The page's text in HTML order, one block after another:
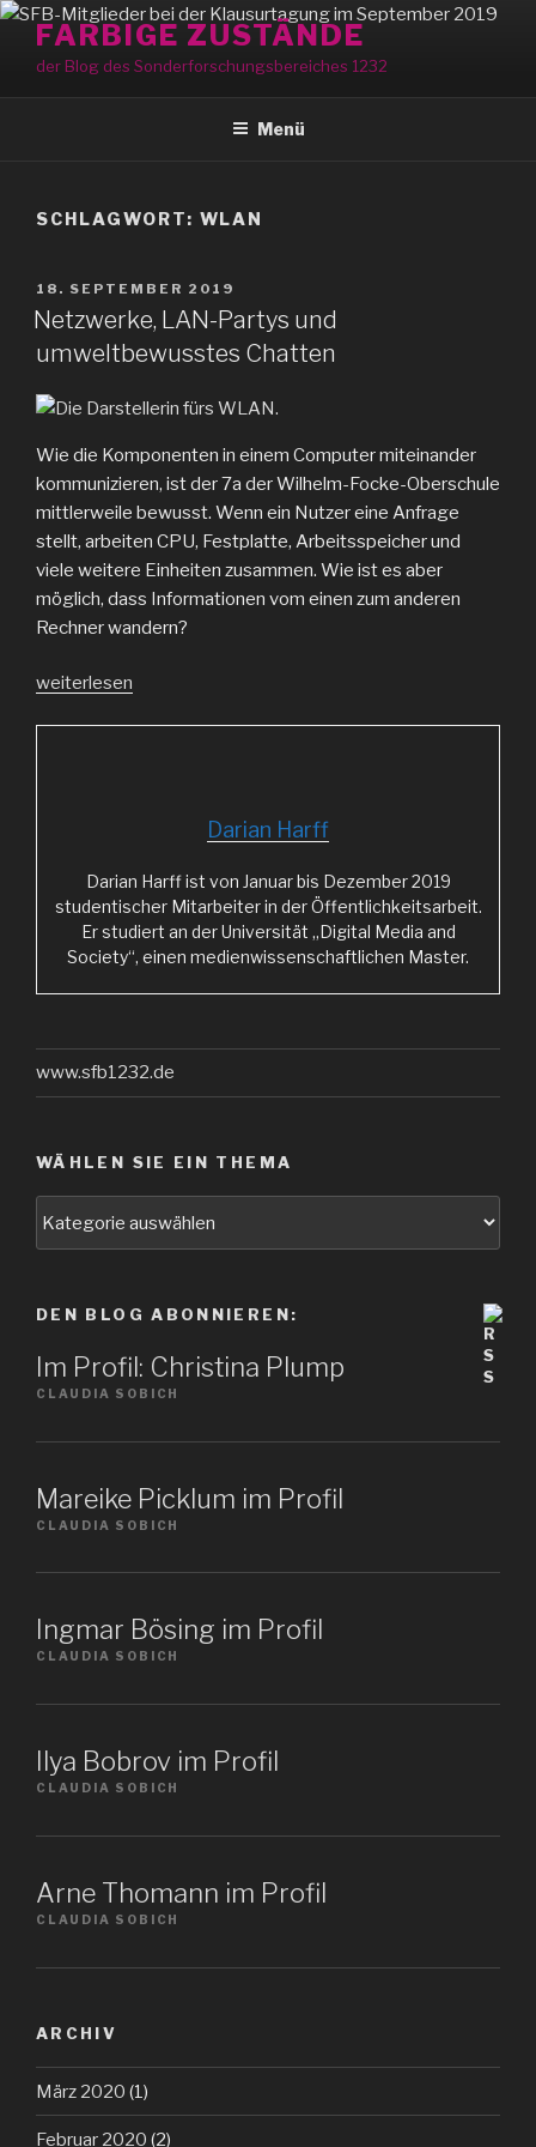
Zum
Inhalt
springen
FARBIGE ZUSTÄNDE
der Blog des Sonderforschungsbereiches 1232
Menü
SCHLAGWORT: WLAN
VERÖFFENTLICHT
AM
18. SEPTEMBER 2019
Netzwerke, LAN-Partys und
umweltbewusstes Chatten
Wie die Komponenten in einem Computer miteinander
kommunizieren, ist der 7a der Wilhelm-Focke-Oberschule
mittlerweile bewusst. Wenn ein Nutzer eine Anfrage
stellt, arbeiten CPU, Festplatte, Arbeitsspeicher und
viele weitere Einheiten zusammen. Wie ist es aber
möglich, dass Informationen vom einen zum anderen
Rechner wandern?
„Netzwerke,
weiterlesen
Darian Harff
Darian Harff ist von Januar bis Dezember 2019
studentischer Mitarbeiter in der Öffentlichkeitsarbeit.
Er studiert an der Universität „Digital Media and
Society“, einen medienwissenschaftlichen Master.
www.sfb1232.de
WÄHLEN SIE EIN THEMA
DEN BLOG ABONNIEREN:
Im Profil: Christina Plump
CLAUDIA SOBICH
Mareike Picklum im Profil
CLAUDIA SOBICH
Ingmar Bösing im Profil
CLAUDIA SOBICH
Ilya Bobrov im Profil
CLAUDIA SOBICH
Arne Thomann im Profil
CLAUDIA SOBICH
ARCHIV
März 2020 (1)
Februar 2020 (2)